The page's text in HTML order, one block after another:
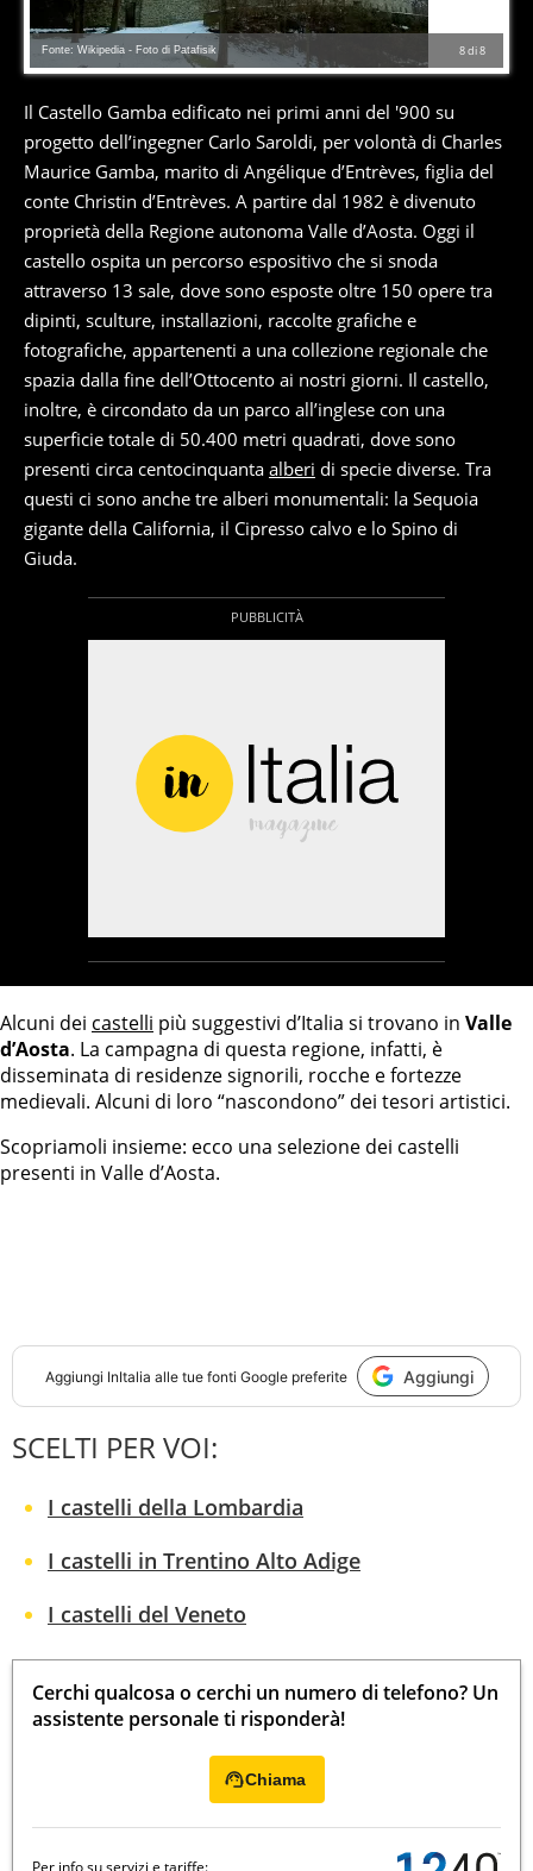
8di8
Fonte: Wikipedia - Foto di Patafisik
Il Castello Gamba edificato nei primi anni del '900 su
progetto dell’ingegner Carlo Saroldi, per volontà di Charles
Maurice Gamba, marito di Angélique d’Entrèves, figlia del
conte Christin d’Entrèves. A partire dal 1982 è divenuto
proprietà della Regione autonoma Valle d’Aosta. Oggi il
castello ospita un percorso espositivo che si snoda
attraverso 13 sale, dove sono esposte oltre 150 opere tra
dipinti, sculture, installazioni, raccolte grafiche e
fotografiche, appartenenti a una collezione regionale che
spazia dalla fine dell’Ottocento ai nostri giorni. Il castello,
inoltre, è circondato da un parco all’inglese con una
superficie totale di 50.400 metri quadrati, dove sono
presenti circa centocinquanta alberi di specie diverse. Tra
questi ci sono anche tre alberi monumentali: la Sequoia
gigante della California, il Cipresso calvo e lo Spino di
Giuda.
Alcuni dei castelli più suggestivi d’Italia si trovano in Valle
d’Aosta. La campagna di questa regione, infatti, è
disseminata di residenze signorili, rocche e fortezze
medievali. Alcuni di loro “nascondono” dei tesori artistici.
Scopriamoli insieme: ecco una selezione dei castelli
presenti in Valle d’Aosta.
Aggiungi InItalia alle tue fonti Google preferite Aggiungi
SCELTI PER VOI:
I castelli della Lombardia
I castelli in Trentino Alto Adige
I castelli del Veneto
Cerchi qualcosa o cerchi un numero di telefono? Un
assistente personale ti risponderà!
Chiama